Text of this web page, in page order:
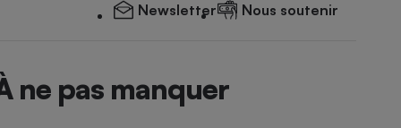
Newsletter Nous soutenir
ne pas manquer